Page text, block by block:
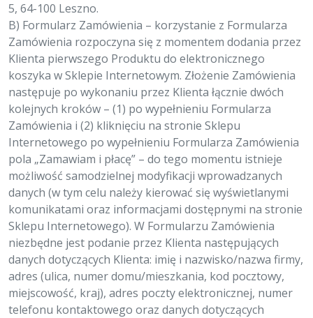
5, 64-100 Leszno.
B) Formularz Zamówienia – korzystanie z Formularza
Zamówienia rozpoczyna się z momentem dodania przez
Klienta pierwszego Produktu do elektronicznego
koszyka w Sklepie Internetowym. Złożenie Zamówienia
następuje po wykonaniu przez Klienta łącznie dwóch
kolejnych kroków – (1) po wypełnieniu Formularza
Zamówienia i (2) kliknięciu na stronie Sklepu
Internetowego po wypełnieniu Formularza Zamówienia
pola „Zamawiam i płacę” – do tego momentu istnieje
możliwość samodzielnej modyfikacji wprowadzanych
danych (w tym celu należy kierować się wyświetlanymi
komunikatami oraz informacjami dostępnymi na stronie
Sklepu Internetowego). W Formularzu Zamówienia
niezbędne jest podanie przez Klienta następujących
danych dotyczących Klienta: imię i nazwisko/nazwa firmy,
adres (ulica, numer domu/mieszkania, kod pocztowy,
miejscowość, kraj), adres poczty elektronicznej, numer
telefonu kontaktowego oraz danych dotyczących